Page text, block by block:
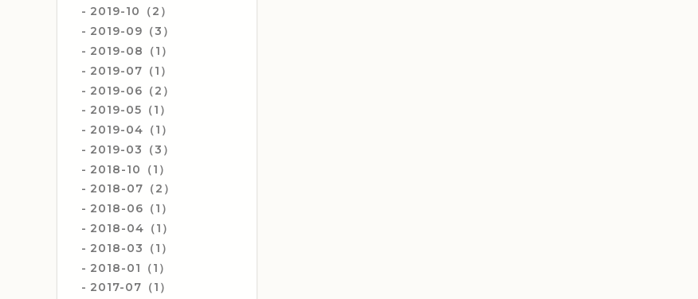
2019-10（2）
2019-09（3）
2019-08（1）
2019-07（1）
2019-06（2）
2019-05（1）
2019-04（1）
2019-03（3）
2018-10（1）
2018-07（2）
2018-06（1）
2018-04（1）
2018-03（1）
2018-01（1）
2017-07（1）